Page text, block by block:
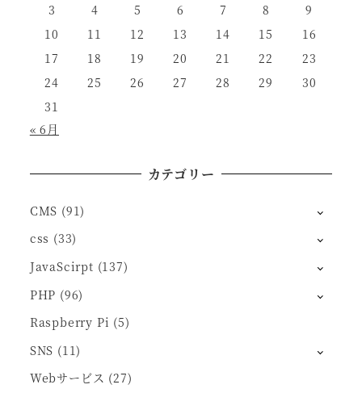
3
4 5 6 7 8
9
10
11 12 13 14 15
16
17
18 19 20 21 22
23
24
25 26 27 28 29
30
31
« 6月
カテゴリー
CMS (91)
css (33)
JavaScirpt (137)
PHP (96)
Raspberry Pi (5)
SNS (11)
Webサービス (27)